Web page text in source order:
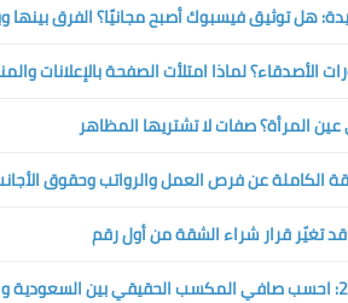
لماذا امتلأت الصفحة بالإعلانات
المرأة؟ صفات لا تشتريها المظاهر
قد تغيّر قرار شراء الشقة من أول رقم